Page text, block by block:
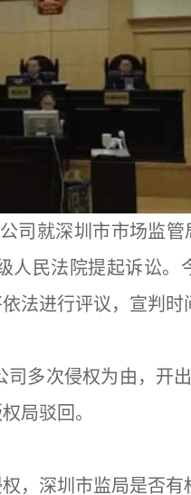
司就深圳市市场监管
人民法院提起诉讼。
法进行评议，宣判时
多次侵权为由，开
局驳回。
，深圳市监局是否有